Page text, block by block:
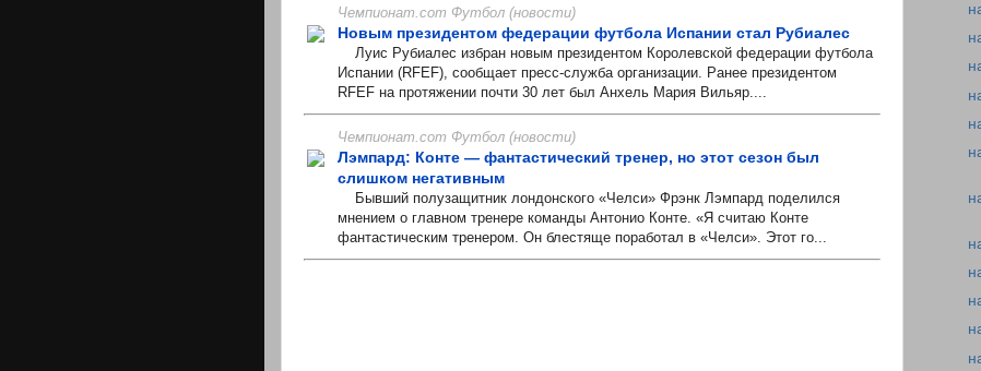
Чемпионат.com Футбол (новости)
Новым президентом федерации футбола Испании стал Рубиалес
Луис Рубиалес избран новым президентом Королевской федерации футбола
Испании (RFEF), сообщает пресс-служба организации. Ранее президентом
RFEF на протяжении почти 30 лет был Анхель Мария Вильяр....
Чемпионат.com Футбол (новости)
Лэмпард: Конте — фантастический тренер, но этот сезон был
слишком негативным
Бывший полузащитник лондонского «Челси» Фрэнк Лэмпард поделился
мнением о главном тренере команды Антонио Конте. «Я считаю Конте
фантастическим тренером. Он блестяще поработал в «Челси». Этот го...